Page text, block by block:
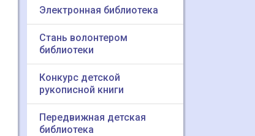
Электронная библиотека
Стань волонтером
библиотеки
Конкурс детской
рукописной книги
Передвижная детская
библиотека